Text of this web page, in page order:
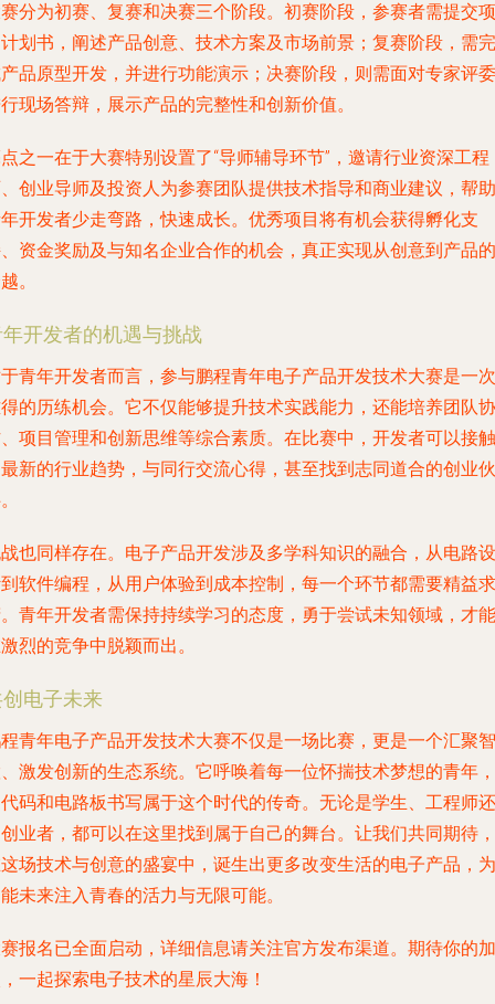
分为初赛、复赛和决赛三个阶段。初赛阶段，参赛者需提交项
划书，阐述产品创意、技术方案及市场前景；复赛阶段，需完
品原型开发，并进行功能演示；决赛阶段，则需面对专家评委
现场答辩，展示产品的完整性和创新价值。
之一在于大赛特别设置了“导师辅导环节”，邀请行业资深工程
创业导师及投资人为参赛团队提供技术指导和商业建议，帮助
开发者少走弯路，快速成长。优秀项目将有机会获得孵化支
资金奖励及与知名企业合作的机会，真正实现从创意到产品的
。
开发者的机遇与挑战
青年开发者而言，参与鹏程青年电子产品开发技术大赛是一次
的历练机会。它不仅能够提升技术实践能力，还能培养团队协
项目管理和创新思维等综合素质。在比赛中，开发者可以接触
新的行业趋势，与同行交流心得，甚至找到志同道合的创业伙
也同样存在。电子产品开发涉及多学科知识的融合，从电路设
软件编程，从用户体验到成本控制，每一个环节都需要精益求
青年开发者需保持持续学习的态度，勇于尝试未知领域，才能
烈的竞争中脱颖而出。
电子未来
青年电子产品开发技术大赛不仅是一场比赛，更是一个汇聚智
激发创新的生态系统。它呼唤着每一位怀揣技术梦想的青年，
码和电路板书写属于这个时代的传奇。无论是学生、工程师还
业者，都可以在这里找到属于自己的舞台。让我们共同期待，
场技术与创意的盛宴中，诞生出更多改变生活的电子产品，为
未来注入青春的活力与无限可能。
报名已全面启动，详细信息请关注官方发布渠道。期待你的加
一起探索电子技术的星辰大海！